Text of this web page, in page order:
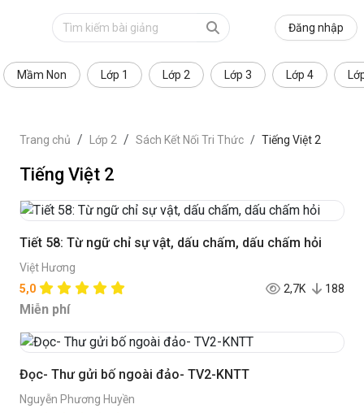
Đăng nhập
Mầm Non Lớp 1 Lớp 2 Lớp 3 Lớp 4
Trang chủ Lớp 2 Sách Kết Nối Tri Thức Tiếng Việt 2
Tiếng Việt 2
Tiết 58: Từ ngữ chỉ sự vật, dấu chấm, dấu chấm hỏi
Việt Hương
5,0
2,7K 188
Miễn phí
Đọc- Thư gửi bố ngoài đảo- TV2-KNTT
Nguyễn Phương Huyền